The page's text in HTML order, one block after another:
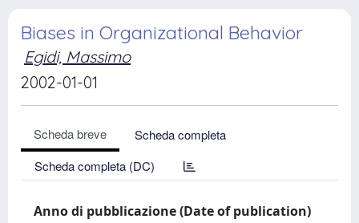
Biases in Organizational Behavior
Egidi, Massimo
2002-01-01
Scheda breve
Scheda completa
Scheda completa (DC)
Anno di pubblicazione (Date of publication)